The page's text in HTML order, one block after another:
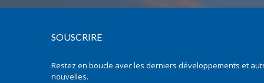
SOUSCRIRE
Restez en boucle avec les derniers développements et
nouvelles.